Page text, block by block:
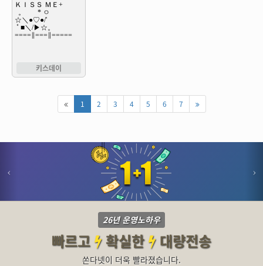
키스데이
1 2 3 4 5 6 7
26년 운영노하우
빠르고 확실한 대량전송
쏜다넷이 더욱 빨라졌습니다.